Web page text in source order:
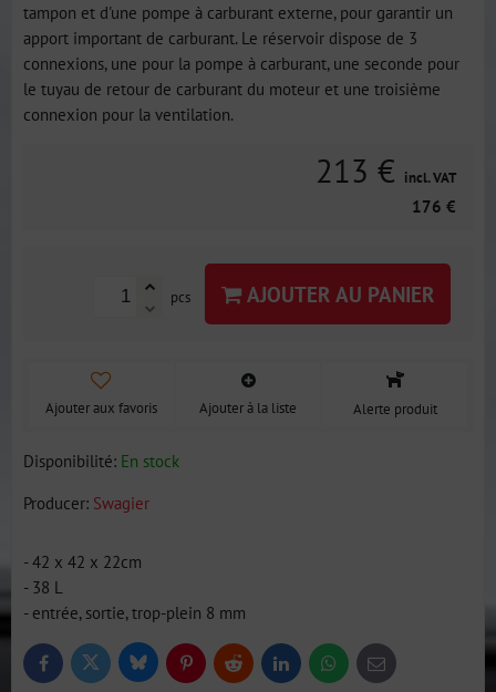
tampon et d'une pompe à carburant externe, pour garantir un
apport important de carburant. Le réservoir dispose de 3
connexions, une pour la pompe à carburant, une seconde pour
le tuyau de retour de carburant du moteur et une troisième
connexion pour la ventilation.
213 € incl. VAT
176 €
pcs AJOUTER AU PANIER
Ajouter aux favoris Ajouter à la liste Alerte produit
Disponibilité: En stock
Producer: Swagier
- 42 x 42 x 22cm
- 38 L
- entrée, sortie, trop-plein 8 mm
FacebookTwitter BlueskyPinterestReddit LinkedInWhatsApp
E-
mail